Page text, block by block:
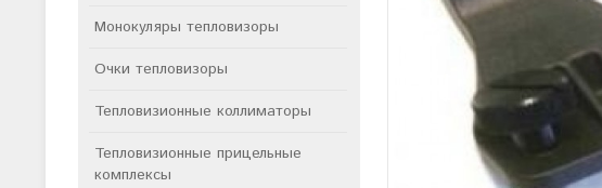
Монокуляры тепловизоры
Очки тепловизоры
Тепловизионные коллиматоры
Тепловизионные прицельные
комплексы